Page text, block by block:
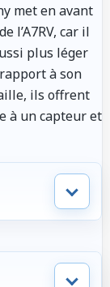
met en avant
l’A7RV, car il
plus léger
à son
ils offrent
à un capteur et